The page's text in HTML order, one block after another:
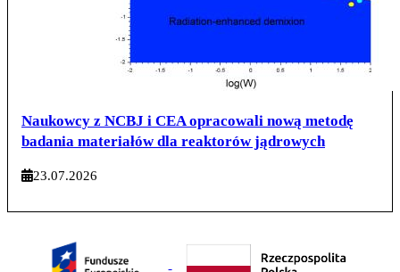
Naukowcy z NCBJ i CEA opracowali nową metodę
badania materiałów dla reaktorów jądrowych
23.07.2026